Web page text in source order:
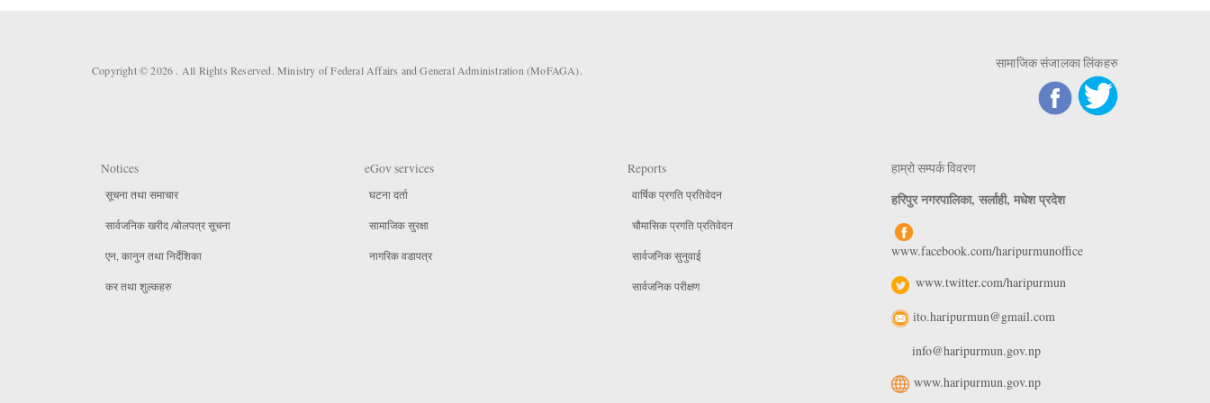
Copyright © 2026 . All Rights Reserved. Ministry of Federal Affairs and General Administration (MoFAGA). सामाजिक संजालका लिंकहरु
Notices
सूचना तथा समाचार
सार्वजनिक खरीद /बोलपत्र सूचना
एन, कानुन तथा निर्देशिका
कर तथा शुल्कहरु
eGov services
घटना दर्ता
सामाजिक सुरक्षा
नागरिक वडापत्र
Reports
वार्षिक प्रगति प्रतिवेदन
चौमासिक प्रगति प्रतिवेदन
सार्वजनिक सुनुवाई
सार्वजनिक परीक्षण
हाम्रो सम्पर्क विवरण
हरिपुर नगरपालिका, सर्लाही, मधेश प्रदेश
www.facebook.com/haripurmunoffice
www.twitter.com/haripurmun
ito.haripurmun@gmail.com
info@haripurmun.gov.np
www.haripurmun.gov.np